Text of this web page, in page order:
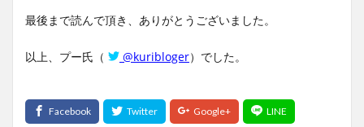
最後まで読んで頂き、ありがとうございました。
以上、プー氏（ @kuribloger）でした。